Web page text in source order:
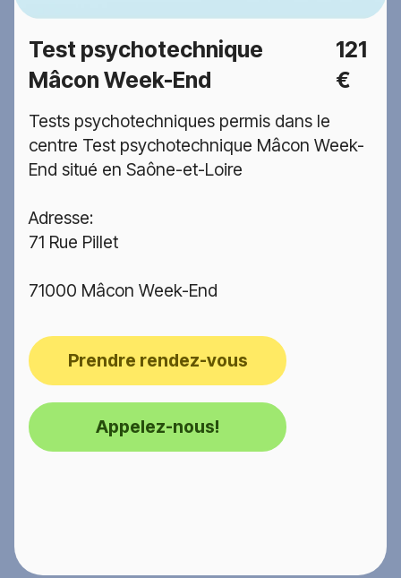
Test psychotechnique
Mâcon Week-End
121
€
Tests psychotechniques permis dans le
centre Test psychotechnique Mâcon Week-
End situé en Saône-et-Loire
Adresse:
71 Rue Pillet
71000 Mâcon Week-End
Prendre rendez-vous
Appelez-nous!